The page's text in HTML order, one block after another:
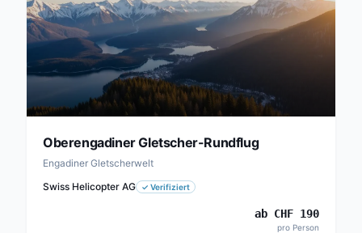
Oberengadiner Gletscher-Rundflug
Engadiner Gletscherwelt
Swiss Helicopter AG
✓ Verifiziert
ab CHF 190
pro Person